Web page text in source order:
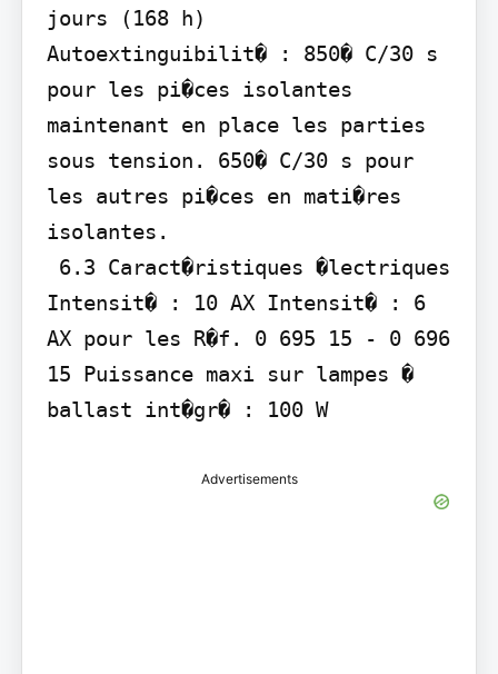
jours (168 h)
Autoextinguibilit� : 850� C/30 s
pour les pi�ces isolantes
maintenant en place les parties
sous tension. 650� C/30 s pour
les autres pi�ces en mati�res
isolantes.
Intensit� : 10 AX Intensit� : 6
AX pour les R�f. 0 695 15 - 0 696
15 Puissance maxi sur lampes �
ballast int�gr� : 100 W
Advertisements